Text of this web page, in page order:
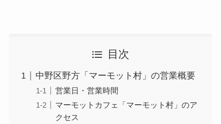
目次
中野区野方「マーモット村」の営業概要
営業日・営業時間
マーモットカフェ「マーモット村」のア
クセス